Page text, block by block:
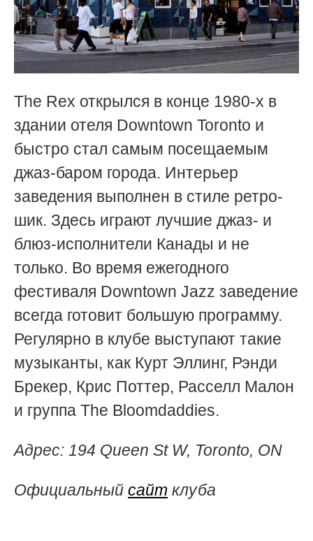
The Rex открылся в конце 1980-х в
здании отеля Downtown Toronto и
быстро стал самым посещаемым
джаз-баром города. Интерьер
заведения выполнен в стиле ретро-
шик. Здесь играют лучшие джаз- и
блюз-исполнители Канады и не
только. Во время ежегодного
фестиваля Downtown Jazz заведение
всегда готовит большую программу.
Регулярно в клубе выступают такие
музыканты, как Курт Эллинг, Рэнди
Брекер, Крис Поттер, Расселл Малон
и группа The Bloomdaddies.
Адрес: 194 Queen St W, Toronto, ON
Официальный сайт клуба